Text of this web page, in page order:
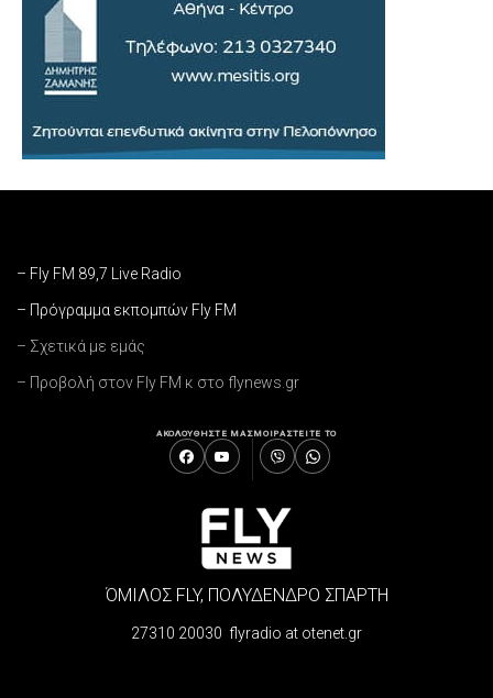
– Fly FM 89,7 Live Radio
– Πρόγραμμα εκπομπών Fly FM
– Σχετικά με εμάς
– Προβολή στον Fly FM κ στο flynews.gr
ΑΚΟΛΟΥΘΗΣΤΕ ΜΑΣΜΟΙΡΑΣΤΕΙΤΕ ΤΟ
ΌΜΙΛΟΣ FLY, ΠΟΛΥΔΕΝΔΡΟ ΣΠΑΡΤΗ
27310 20030 flyradio at otenet.gr